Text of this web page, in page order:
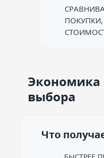
Экономика
выбора
Что